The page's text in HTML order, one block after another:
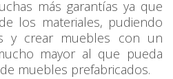
más garantías ya que
los materiales, pudiendo
y crear muebles con un
mayor al que pueda
muebles prefabricados.